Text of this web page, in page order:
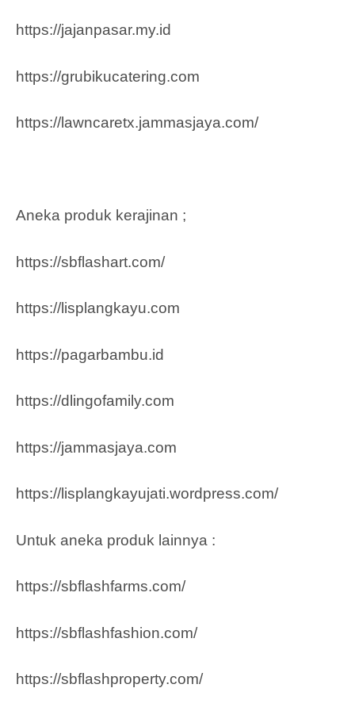
https://jajanpasar.my.id
https://grubikucatering.com
https://lawncaretx.jammasjaya.com/
Aneka produk kerajinan ;
https://sbflashart.com/
https://lisplangkayu.com
https://pagarbambu.id
https://dlingofamily.com
https://jammasjaya.com
https://lisplangkayujati.wordpress.com/
Untuk aneka produk lainnya :
https://sbflashfarms.com/
https://sbflashfashion.com/
https://sbflashproperty.com/